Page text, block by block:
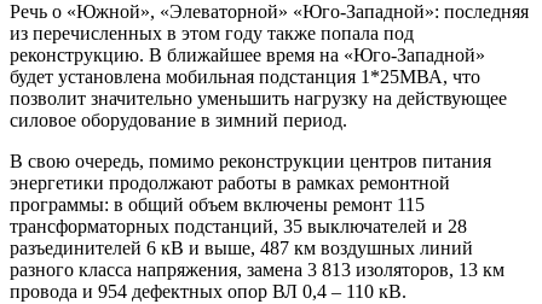
Речь о «Южной», «Элеваторной» «Юго-Западной»: последняя
из перечисленных в этом году также попала под
реконструкцию. В ближайшее время на «Юго-Западной»
будет установлена мобильная подстанция 1*25МВА, что
позволит значительно уменьшить нагрузку на действующее
силовое оборудование в зимний период.
В свою очередь, помимо реконструкции центров питания
энергетики продолжают работы в рамках ремонтной
программы: в общий объем включены ремонт 115
трансформаторных подстанций, 35 выключателей и 28
разъединителей 6 кВ и выше, 487 км воздушных линий
разного класса напряжения, замена 3 813 изоляторов, 13 км
провода и 954 дефектных опор ВЛ 0,4 – 110 кВ.